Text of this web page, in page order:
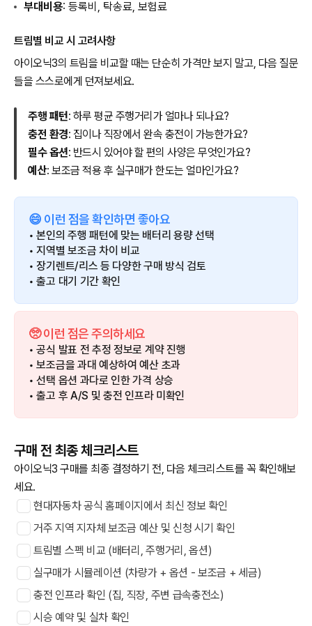
부대비용: 등록비, 탁송료, 보험료
트림별 비교 시 고려사항
아이오닉3의 트림을 비교할 때는 단순히 가격만 보지 말고, 다음 질문
들을 스스로에게 던져보세요.
주행 패턴: 하루 평균 주행거리가 얼마나 되나요?
충전 환경: 집이나 직장에서 완속 충전이 가능한가요?
필수 옵션: 반드시 있어야 할 편의 사양은 무엇인가요?
예산: 보조금 적용 후 실구매가 한도는 얼마인가요?
😄 이런 점을 확인하면 좋아요
• 본인의 주행 패턴에 맞는 배터리 용량 선택
• 지역별 보조금 차이 비교
• 장기렌트/리스 등 다양한 구매 방식 검토
• 출고 대기 기간 확인
🥺 이런 점은 주의하세요
• 공식 발표 전 추정 정보로 계약 진행
• 보조금을 과대 예상하여 예산 초과
• 선택 옵션 과다로 인한 가격 상승
• 출고 후 A/S 및 충전 인프라 미확인
구매 전 최종 체크리스트
아이오닉3 구매를 최종 결정하기 전, 다음 체크리스트를 꼭 확인해보
세요.
현대자동차 공식 홈페이지에서 최신 정보 확인
거주 지역 지자체 보조금 예산 및 신청 시기 확인
트림별 스펙 비교 (배터리, 주행거리, 옵션)
실구매가 시뮬레이션 (차량가 + 옵션 - 보조금 + 세금)
충전 인프라 확인 (집, 직장, 주변 급속충전소)
시승 예약 및 실차 확인